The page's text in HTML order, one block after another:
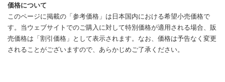
価格について
このページに掲載の「参考価格」は日本国内における希望小売価格で
す。当ウェブサイトでのご購入に対して特別価格が適用される場合、販
売価格は「割引価格」として表示されます。なお、価格は予告なく変更
されることがございますので、あらかじめご了承ください。